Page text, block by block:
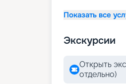
Показать все
Экскурсии
Открыть
отдельно)